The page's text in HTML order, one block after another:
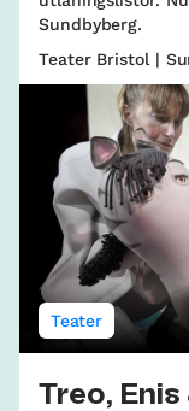
Sundbyberg.
Teater Bristol |
Teater
Treo, Enis